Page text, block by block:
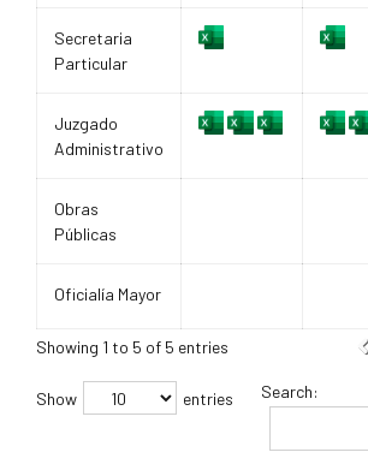
Secretaria
Particular
Juzgado
Administrativo
Obras
Públicas
Oficialía Mayor
Showing 1 to 5 of 5 entries
Show entries Search: